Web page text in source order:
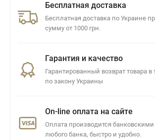
Бесплатная доставка
Бесплатная доставка по Украине
сумму от 1000 грн.
Гарантия и качество
Гарантированный возврат товара в
по закону Украины
On-line оплата на сайте
Оплата производится банковскими
любого банка, быстро и удобно.